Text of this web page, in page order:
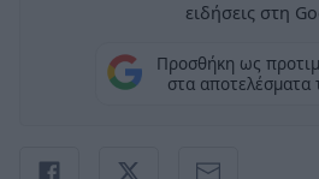
ειδήσεις στη
Προσθήκη ως
στα αποτελέσματα